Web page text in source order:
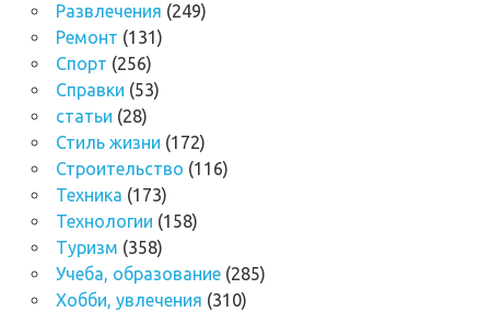
Развлечения (249)
Ремонт (131)
Спорт (256)
Справки (53)
статьи (28)
Стиль жизни (172)
Строительство (116)
Техника (173)
Технологии (158)
Туризм (358)
Учеба, образование(285)
Хобби, увлечения (310)